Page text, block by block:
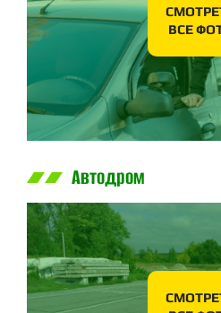
ВСЕ
Автодром